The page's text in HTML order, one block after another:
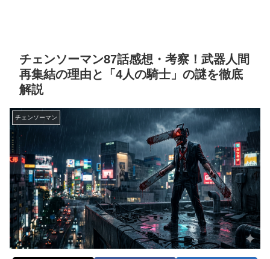
チェンソーマン87話感想・考察！武器人間
再集結の理由と「4人の騎士」の謎を徹底
解説
チェンソーマン